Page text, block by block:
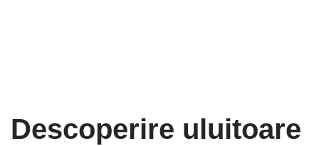
Descoperire uluitoare